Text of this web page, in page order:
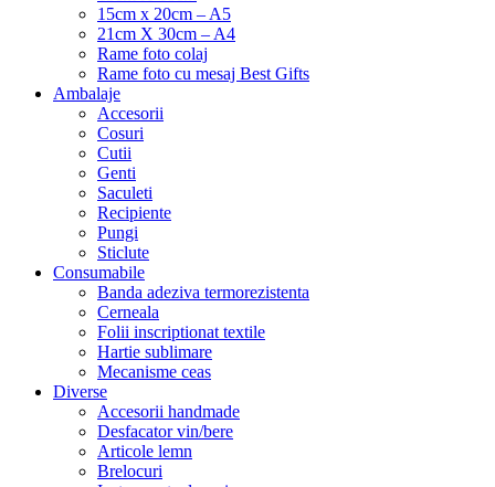
15cm x 20cm – A5
21cm X 30cm – A4
Rame foto colaj
Rame foto cu mesaj Best Gifts
Ambalaje
Accesorii
Cosuri
Cutii
Genti
Saculeti
Recipiente
Pungi
Sticlute
Consumabile
Banda adeziva termorezistenta
Cerneala
Folii inscriptionat textile
Hartie sublimare
Mecanisme ceas
Diverse
Accesorii handmade
Desfacator vin/bere
Articole lemn
Brelocuri